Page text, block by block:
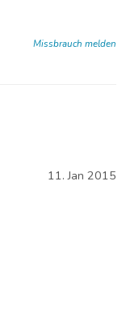
Missbrauch melden
11. Jan 2015